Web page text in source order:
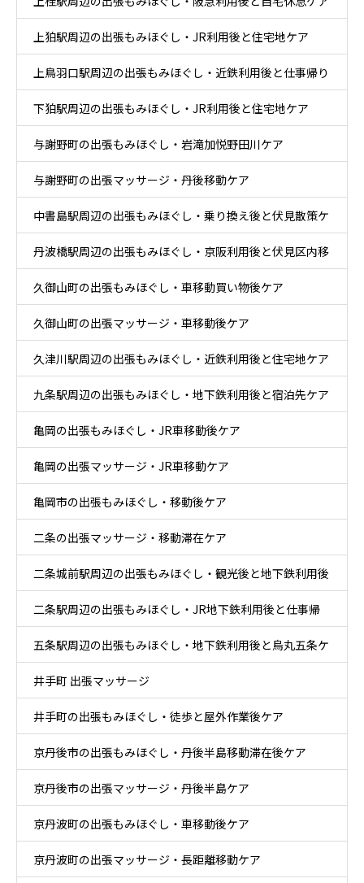
上狛駅周辺の出張もみほぐし・JR利用後と住宅地ケア
上鳥羽口駅周辺の出張もみほぐし・近鉄利用後と仕事帰り
ケア
下狛駅周辺の出張もみほぐし・JR利用後と住宅地ケア
与謝野町の出張もみほぐし・岩滝加悦野田川ケア
与謝野町の出張マッサージ・丹後移動ケア
中書島駅周辺の出張もみほぐし・乗り換え後と伏見散策ケ
ア
丹波橋駅周辺の出張もみほぐし・京阪利用後と伏見区内移
動ケア
久御山町の出張もみほぐし・車移動買い物後ケア
久御山町の出張マッサージ・車移動後ケア
久津川駅周辺の出張もみほぐし・近鉄利用後と住宅地ケア
九条駅周辺の出張もみほぐし・地下鉄利用後と宿泊先ケア
亀岡の出張もみほぐし・JR車移動後ケア
亀岡の出張マッサージ・JR車移動ケア
亀岡市の出張もみほぐし・移動後ケア
二条の出張マッサージ・移動滞在ケア
二条城前駅周辺の出張もみほぐし・観光後と地下鉄利用後
ケア
二条駅周辺の出張もみほぐし・JR地下鉄利用後と仕事帰
りケア
五条駅周辺の出張もみほぐし・地下鉄利用後と烏丸五条ケ
ア
井手町 出張マッサージ
井手町の出張もみほぐし・徒歩と屋外作業後ケア
京丹後市の出張もみほぐし・丹後半島移動滞在後ケア
京丹後市の出張マッサージ・丹後半島ケア
京丹波町の出張もみほぐし・車移動後ケア
京丹波町の出張マッサージ・長距離移動ケア